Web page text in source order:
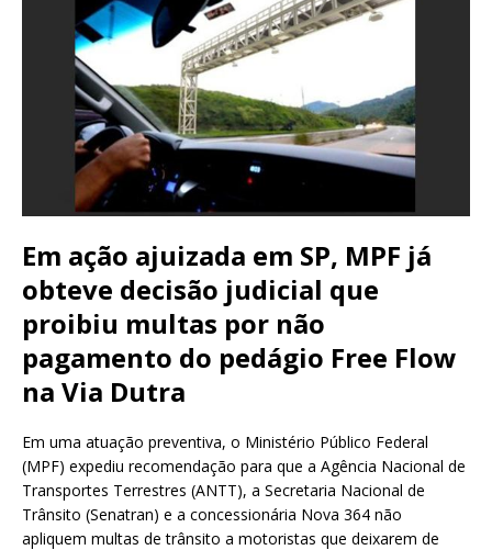
Em ação ajuizada em SP, MPF já
obteve decisão judicial que
proibiu multas por não
pagamento do pedágio Free Flow
na Via Dutra
Em uma atuação preventiva, o Ministério Público Federal
(MPF) expediu recomendação para que a Agência Nacional de
Transportes Terrestres (ANTT), a Secretaria Nacional de
Trânsito (Senatran) e a concessionária Nova 364 não
apliquem multas de trânsito a motoristas que deixarem de